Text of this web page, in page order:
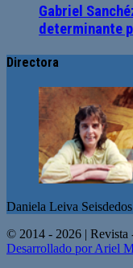
Gabriel
determinante
Directora
Daniela Leiva Seisdedos
© 2014 - 2026 |
Desarrollado por Ariel